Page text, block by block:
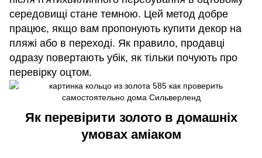
середовищі стане темною. Цей метод добре
працює, якщо вам пропонують купити декор на
пляжі або в переході. Як правило, продавці
одразу повертають убік, як тільки почують про
перевірку оцтом.
Як перевірити золото в домашніх
умовах аміаком